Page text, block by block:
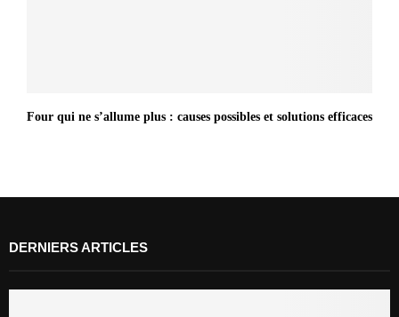
Four qui ne s’allume plus : causes possibles et solutions efficaces
DERNIERS ARTICLES